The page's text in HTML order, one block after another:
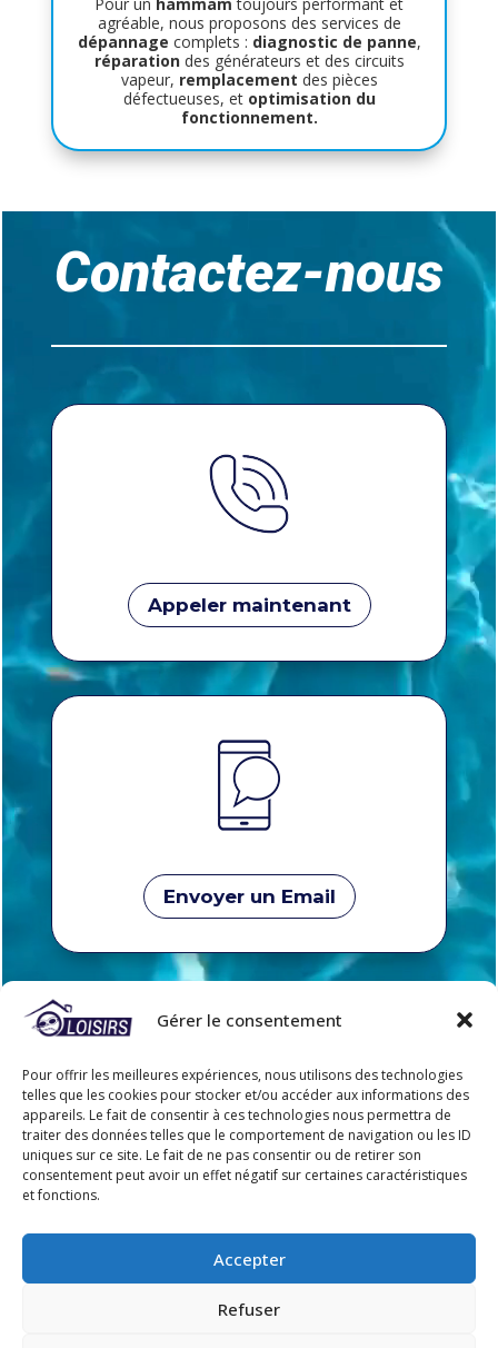
Gérer le consentement
Pour offrir les meilleures expériences, nous utilisons des technologies
telles que les cookies pour stocker et/ou accéder aux informations des
appareils. Le fait de consentir à ces technologies nous permettra de
traiter des données telles que le comportement de navigation ou les ID
uniques sur ce site. Le fait de ne pas consentir ou de retirer son
consentement peut avoir un effet négatif sur certaines caractéristiques
et fonctions.
Accepter
Refuser
agréable, nous proposons des services de
dépannage complets : diagnostic de panne,
réparationdes générateurs et des circuits
vapeur, remplacement des pièces
défectueuses, et optimisation du
fonctionnement.
Contactez-nous
Appeler maintenant
Envoyer un Email
Rejoignez-nous